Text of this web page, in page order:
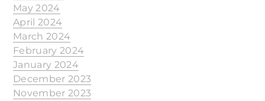
May 2024
April 2024
March 2024
February 2024
January 2024
December 2023
November 2023